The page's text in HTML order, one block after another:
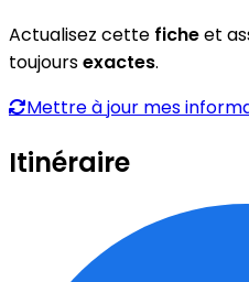
Actualisez cette ficheet
toujoursexactes.
Mettre à jour mes
Itinéraire